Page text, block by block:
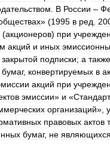
В России –
» (1995 в ред
(акционеров) при
акций и иных
закрытой подписки; а также
бумаг, конвертируемых в
акций при
эмиссии» и «
организаций»,
правовых актов
бумаг, не являющихся